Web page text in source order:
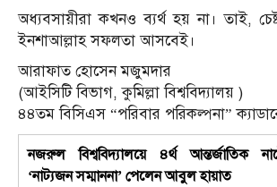
অধ্যবসায়ীরা কখনও ব্যর্থ হয় না। তাই,
ইনশাআল্লাহ সফলতা আসবেই।
আরাফাত হোসেন মজুমদার
(আইসিটি বিভাগ, কুমিল্লা বিশ্ববিদ্যালয় )
৪৪তম বিসিএস “পরিবার পরিকল্পনা” ক্যাডারে
নজরুল বিশ্ববিদ্যালয়ে ৪র্থ আন্তর্জাতিক
‘নাট্যজন সম্মাননা’ পেলেন আবুল হায়াত